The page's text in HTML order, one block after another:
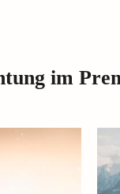
im